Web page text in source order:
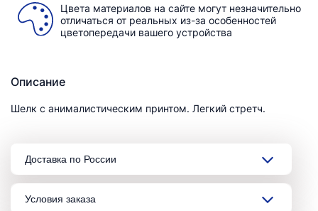
Цвета материалов на сайте могут незначительно
отличаться от реальных из-за особенностей
цветопередачи вашего устройства
Описание
Шелк с анималистическим принтом. Легкий стретч.
Доставка по России
Условия заказа